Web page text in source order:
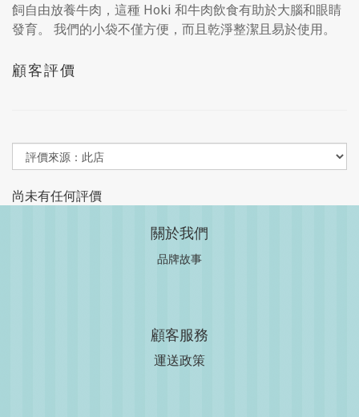
飼自由放養牛肉，這種 Hoki 和牛肉飲食有助於大腦和眼睛
發育。 我們的小袋不僅方便，而且乾淨整潔且易於使用。
顧客評價
尚未有任何評價
關於我們
品牌故事
顧客服務
運送政策